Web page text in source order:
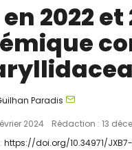
2022
Paradis
2024
Rédaction : 13
https://doi.org/10.34971/